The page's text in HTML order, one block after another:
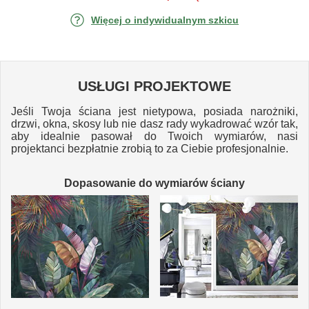
Więcej o indywidualnym szkicu
USŁUGI PROJEKTOWE
Jeśli Twoja ściana jest nietypowa, posiada narożniki,
drzwi, okna, skosy lub nie dasz rady wykadrować wzór tak,
aby idealnie pasował do Twoich wymiarów, nasi
projektanci bezpłatnie zrobią to za Ciebie profesjonalnie.
Dopasowanie do wymiarów ściany